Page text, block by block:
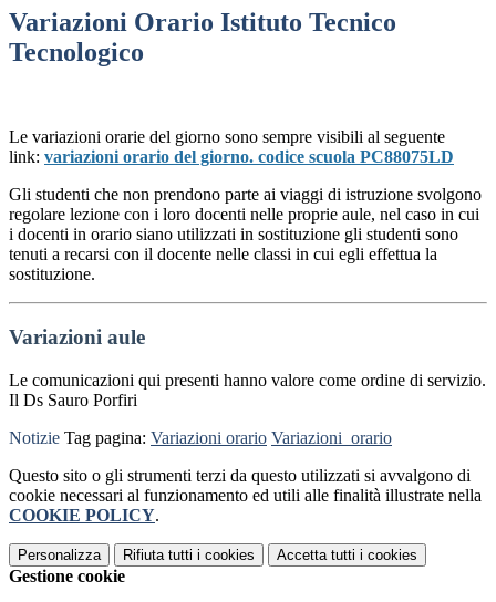
Variazioni Orario Istituto Tecnico
Tecnologico
Le variazioni orarie del giorno sono sempre visibili al seguente
link: variazioni orario del giorno. codice scuola PC88075LD
Gli studenti che non prendono parte ai viaggi di istruzione svolgono
regolare lezione con i loro docenti nelle proprie aule, nel caso in cui
i docenti in orario siano utilizzati in sostituzione gli studenti sono
tenuti a recarsi con il docente nelle classi in cui egli effettua la
sostituzione.
Variazioni aule
Le comunicazioni qui presenti hanno valore come ordine di servizio.
Il Ds Sauro Porfiri
Notizie Tag pagina: Variazioni orario Variazioni_orario
Questo sito o gli strumenti terzi da questo utilizzati si avvalgono di
cookie necessari al funzionamento ed utili alle finalità illustrate nella
COOKIE POLICY.
Personalizza Rifiuta tutti i cookies Accetta tutti i cookies
Gestione cookie